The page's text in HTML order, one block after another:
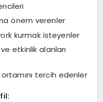
önem verenler
kurmak isteyenler
etkinlik alanları
tercih edenler